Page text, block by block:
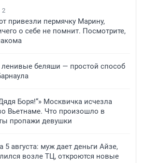
2
привезли пермячку Марину,
о себе не помнит. Посмотрите,
ленивые беляши — простой способ
Боря!“» Москвичка исчезла
Вьетнаме. Что произошло в
пропажи девушки
августа: муж дает деньги Айзе,
возле ТЦ, откроются новые